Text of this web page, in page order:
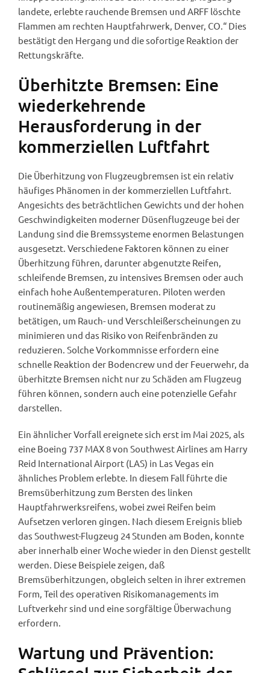
landete, erlebte rauchende Bremsen und ARFF löschte
Flammen am rechten Hauptfahrwerk, Denver, CO.“ Dies
bestätigt den Hergang und die sofortige Reaktion der
Rettungskräfte.
Überhitzte Bremsen: Eine
wiederkehrende
Herausforderung in der
kommerziellen Luftfahrt
Die Überhitzung von Flugzeugbremsen ist ein relativ
häufiges Phänomen in der kommerziellen Luftfahrt.
Angesichts des beträchtlichen Gewichts und der hohen
Geschwindigkeiten moderner Düsenflugzeuge bei der
Landung sind die Bremssysteme enormen Belastungen
ausgesetzt. Verschiedene Faktoren können zu einer
Überhitzung führen, darunter abgenutzte Reifen,
schleifende Bremsen, zu intensives Bremsen oder auch
einfach hohe Außentemperaturen. Piloten werden
routinemäßig angewiesen, Bremsen moderat zu
betätigen, um Rauch- und Verschleißerscheinungen zu
minimieren und das Risiko von Reifenbränden zu
reduzieren. Solche Vorkommnisse erfordern eine
schnelle Reaktion der Bodencrew und der Feuerwehr, da
überhitzte Bremsen nicht nur zu Schäden am Flugzeug
führen können, sondern auch eine potenzielle Gefahr
darstellen.
Ein ähnlicher Vorfall ereignete sich erst im Mai 2025, als
eine Boeing 737 MAX 8 von Southwest Airlines am Harry
Reid International Airport (LAS) in Las Vegas ein
ähnliches Problem erlebte. In diesem Fall führte die
Bremsüberhitzung zum Bersten des linken
Hauptfahrwerksreifens, wobei zwei Reifen beim
Aufsetzen verloren gingen. Nach diesem Ereignis blieb
das Southwest-Flugzeug 24 Stunden am Boden, konnte
aber innerhalb einer Woche wieder in den Dienst gestellt
werden. Diese Beispiele zeigen, daß
Bremsüberhitzungen, obgleich selten in ihrer extremen
Form, Teil des operativen Risikomanagements im
Luftverkehr sind und eine sorgfältige Überwachung
erfordern.
Wartung und Prävention: